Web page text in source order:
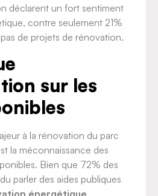
déclarent un fort sentiment
contre seulement 21%
de projets de rénovation.
sur les
à la rénovation du parc
la méconnaissance des
Bien que 72% des
parler des aides publiques